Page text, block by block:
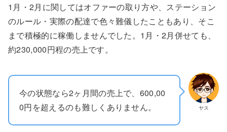
1月・2月に関してはオファーの取り方や、ステーション
のルール・実際の配達で色々難儀したこともあり、そこ
まで積極的に稼働しませんでした。1月・2月併せても、
約230,000円程の売上です。
ヤス
今の状態なら2ヶ月間の売上で、600,00
0円を超えるのも難しくありません。